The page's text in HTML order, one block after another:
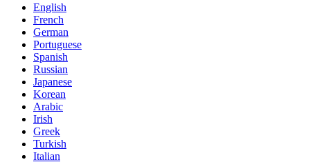
English
French
German
Portuguese
Spanish
Russian
Japanese
Korean
Arabic
Irish
Greek
Turkish
Italian